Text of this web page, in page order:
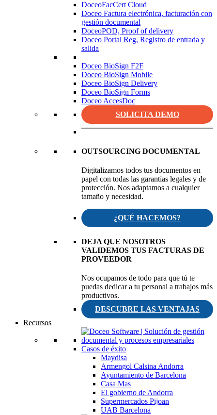
DoceoFacCert Cloud
Doceo Factura electrónica, facturación con
gestión documental
DoceoPOD, Proof of delivery
Doceo Portal Reg, Registro de entrada y
salida
Doceo BioSign F2F
Doceo BioSign Mobile
Doceo BioSign Delivery
Doceo BioSign Forms
Doceo AccesDoc
SOLICITA DEMO
OUTSOURCING DOCUMENTAL
Digitalizamos todos tus documentos en
papel con todas las garantías legales y de
protección. Nos adaptamos a cualquier
tamaño y necesidad.
¿QUÉ HACEMOS?
DEJA QUE NOSOTROS
VALIDEMOS TUS FACTURAS DE
PROVEEDOR
Nos ocupamos de todo para que tú te
puedas dedicar a tu personal a trabajos más
productivos.
DESCUBRE LAS VENTAJAS
Recursos
Casos de éxito
Maydisa
Armengol Calsina Andorra
Ayuntamiento de Barcelona
Casa Mas
El gobierno de Andorra
Supermercados Pijoan
UAB Barcelona